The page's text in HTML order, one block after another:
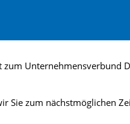
zum Unternehmensverbund
Sie zum nächstmöglichen